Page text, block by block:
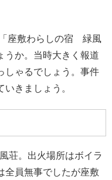
座敷わらしの宿 緑風
うか。当時大きく報道
しゃるでしょう。事件
きましょう。
荘。出火場所はボイラ
全員無事でしたが座敷